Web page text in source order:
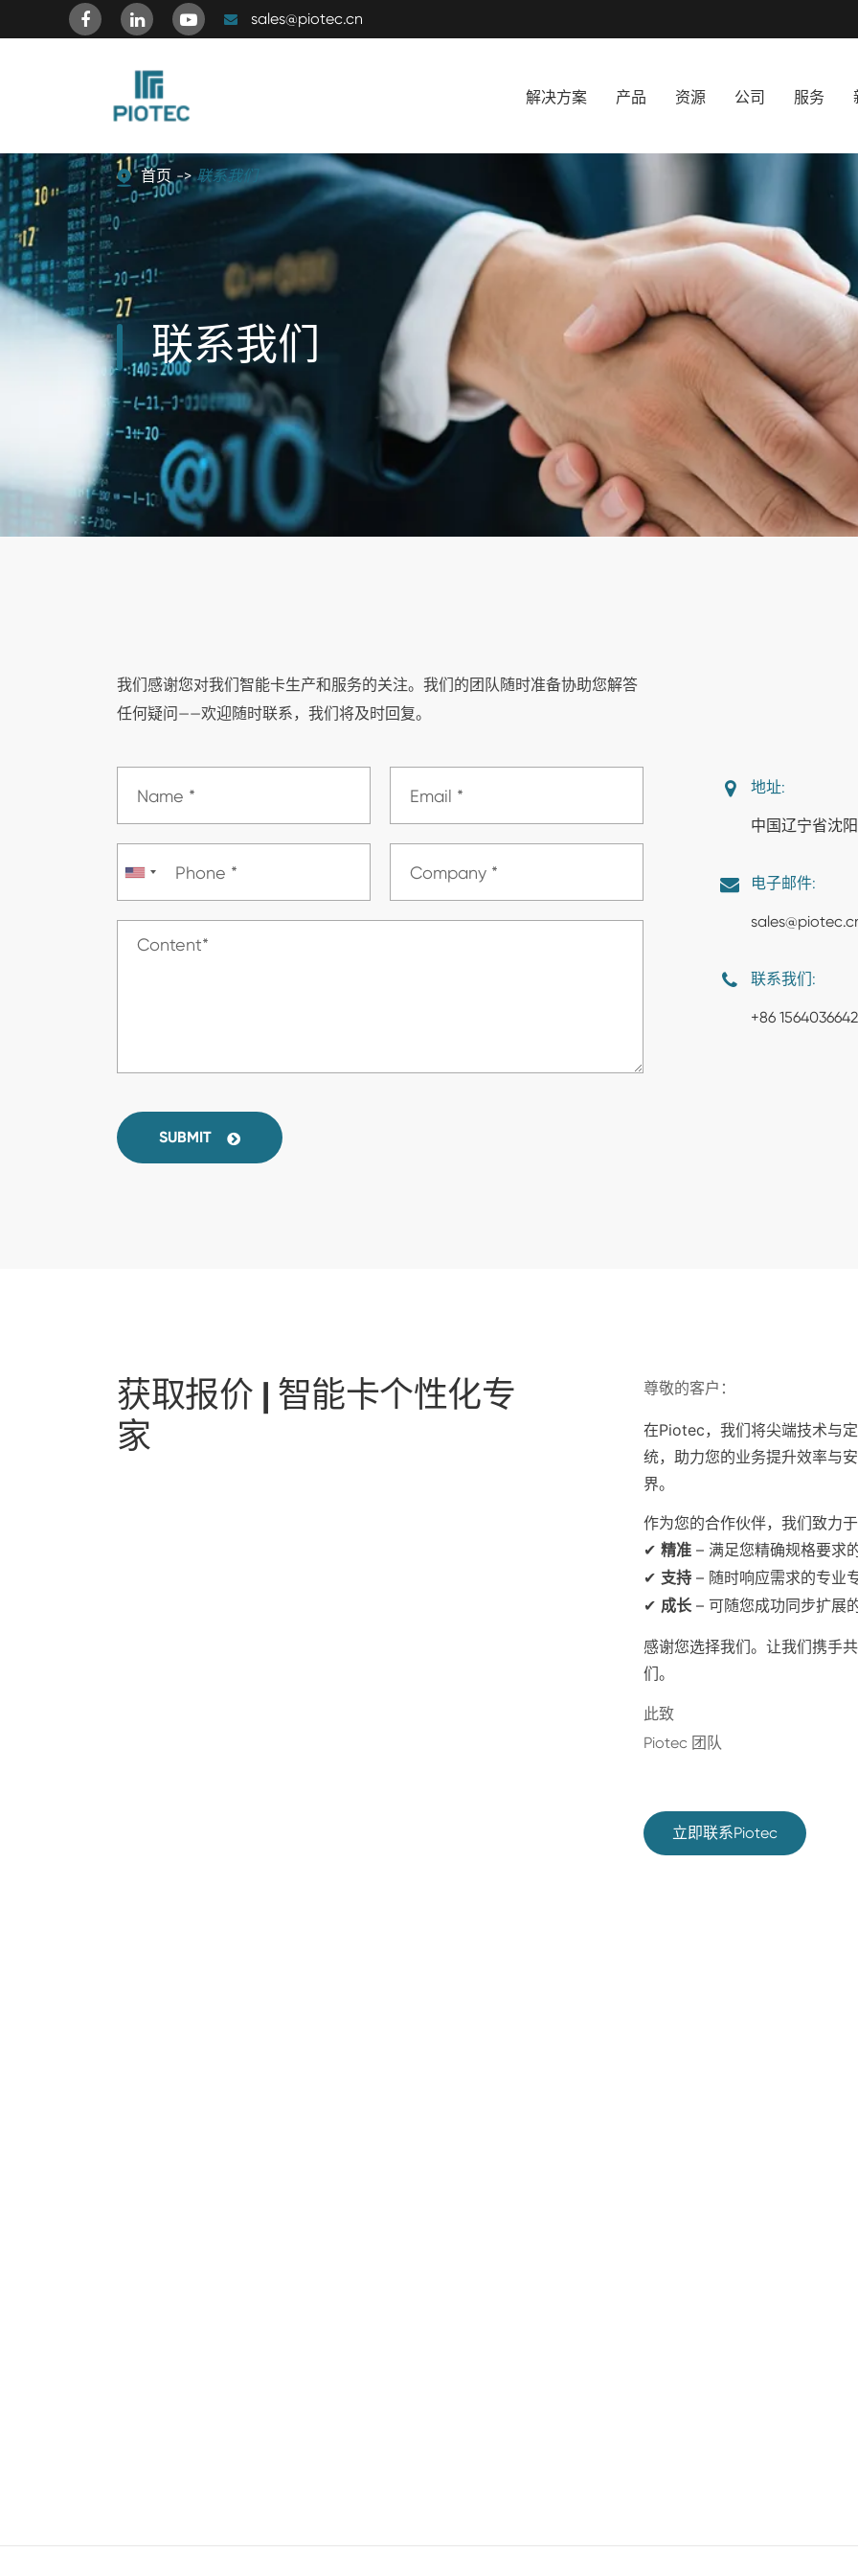
sales@piotec.cn
解决方案 产品 资源 公司 服务
首页 联系我们
联系我们
我们感谢您对我们智能卡生产和服务的关注。我们的团队随时准备协助您解答
任何疑问——欢迎随时联系，我们将及时回复。
SUBMIT
地址:
中国辽宁省沈
电子邮件:
联系我们:
+86
获取报价 | 智能卡个性化专
家
尊敬的客户：
在Piotec，我们将尖端技术与
统，助力您的业务提升效率与
界。
作为您的合作伙伴，我们致力
✔ 精准 – 满足您精确规格要求
✔ 支持 – 随时响应需求的专业
✔ 成长– 可随您成功同步扩展
感谢您选择我们。让我们携
们。
此致
Piotec 团队
立即联系Piotec